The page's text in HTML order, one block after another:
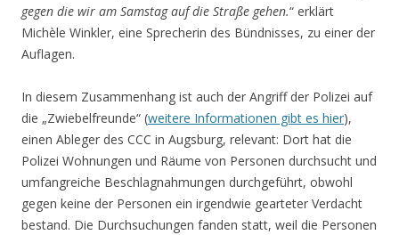
gegen die wir am Samstag auf die Straße gehen.“ erklärt
Michèle Winkler, eine Sprecherin des Bündnisses, zu einer der
Auflagen.
In diesem Zusammenhang ist auch der Angriff der Polizei auf
die „Zwiebelfreunde“ (weitere Informationen gibt es hier),
einen Ableger des CCC in Augsburg, relevant: Dort hat die
Polizei Wohnungen und Räume von Personen durchsucht und
umfangreiche Beschlagnahmungen durchgeführt, obwohl
gegen keine der Personen ein irgendwie gearteter Verdacht
bestand. Die Durchsuchungen fanden statt, weil die Personen